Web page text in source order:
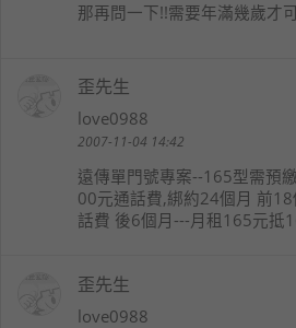
那再問一下!!需要年滿幾歲才
歪先生
love0988
2007-11-04 14:42
遠傳單門號專案--165型需預
00元通話費,綁約24個月 前
話費 後6個月---月租165元抵
歪先生
love0988